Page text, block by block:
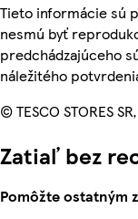
Tieto informácie sú
nesmú byť
predchádzajúceho
náležitého
© TESCO STORES
Zatiaľ bez
Pomôžte ostatným